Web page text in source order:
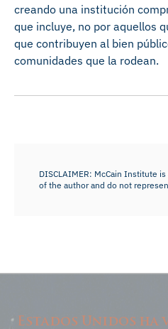
creando una institución
que incluye, no por aquellos
que contribuyen al bien
comunidades que la rodean.
DISCLAIMER: McCain Institute
of the author and do not
Estados Unidos ha